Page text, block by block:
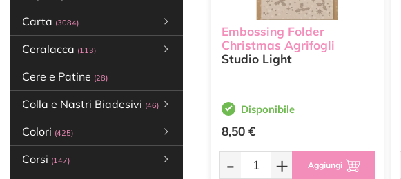
Carta (3084)
Ceralacca (113)
Cere e Patine (28)
Colla e Nastri Biadesivi (46)
Colori (425)
Corsi (147)
Embossing Folder
Christmas Agrifogli
Studio Light
Disponibile
8,50 €
- + Aggiungi